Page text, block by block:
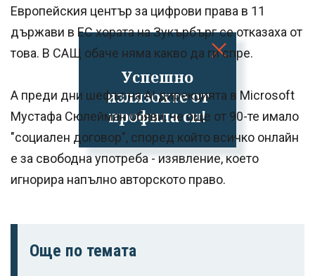
Успешно
излязохте от
профила си!
Европейския център за цифрови права в 11
държави в ЕС хората на Зукърбърг се отказаха от
това. В САЩ обаче няма какво да ги спре.
А преди дни шефът на AI дирекцията в Microsoft
Мустафа Сюлейман обяви, че още от 90-те имало
"социален договор", според който всичко онлайн
е за свободна употреба - изявление, което
игнорира напълно авторското право.
Още по темата